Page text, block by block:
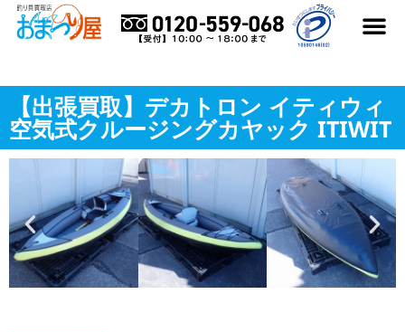
【出張買取】デカトロン イティウィ
空気式クルージングカヤック ITIWIT